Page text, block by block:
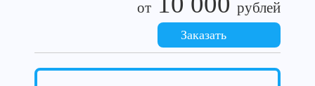
от рублей
Заказать